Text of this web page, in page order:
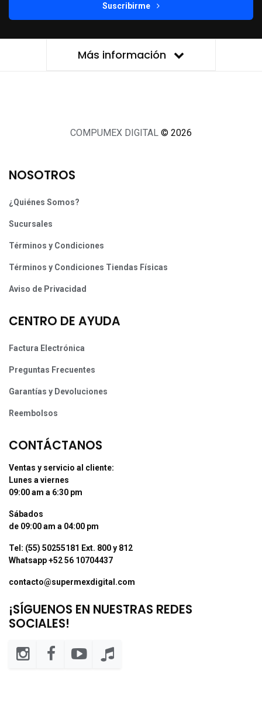
Suscribirme
Más información
COMPUMEX DIGITAL © 2026
NOSOTROS
¿Quiénes Somos?
Sucursales
Términos y Condiciones
Términos y Condiciones Tiendas Físicas
Aviso de Privacidad
CENTRO DE AYUDA
Factura Electrónica
Preguntas Frecuentes
Garantías y Devoluciones
Reembolsos
CONTÁCTANOS
Ventas y servicio al cliente:
Lunes a viernes
09:00 am a 6:30 pm
Sábados
de 09:00 am a 04:00 pm
Tel: (55) 50255181 Ext. 800 y 812
Whatsapp +52 56 10704437
contacto@supermexdigital.com
¡SÍGUENOS EN NUESTRAS REDES
SOCIALES!